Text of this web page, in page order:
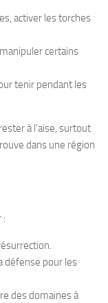
activer les torches
certains
tenir pendant les
à l’aise, surtout
dans une région
:
défense pour les
des domaines à